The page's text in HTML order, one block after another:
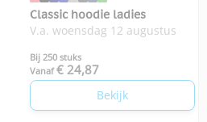
Classic hoodie ladies
V.a. woensdag 12 augustus
Bij 250 stuks
Vanaf € 24,87
Bekijk